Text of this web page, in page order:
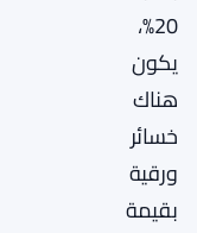
20%،
يكون
هناك
خسائر
ورقية
بقيمة